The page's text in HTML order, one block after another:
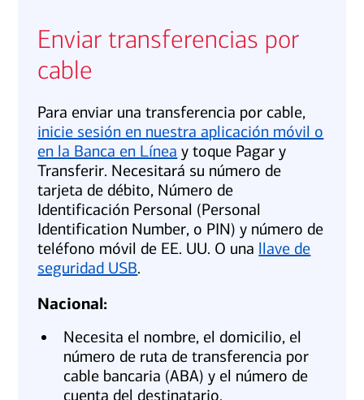
Enviar transferencias por
cable
Para enviar una transferencia por cable,
inicie sesión en nuestra aplicación móvil o
en la Banca en Línea y toque Pagar y
Transferir. Necesitará su número de
tarjeta de débito, Número de
Identificación Personal (Personal
Identification Number, o PIN) y número de
teléfono móvil de EE. UU. O una llave de
seguridad USB.
Nacional:
Necesita el nombre, el domicilio, el
número de ruta de transferencia por
cable bancaria (ABA) y el número de
cuenta del destinatario.